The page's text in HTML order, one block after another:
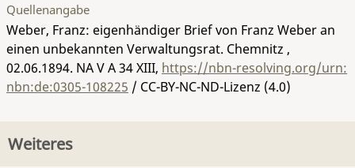
Quellenangabe
Weber, Franz: eigenhändiger Brief von Franz Weber an
einen unbekannten Verwaltungsrat. Chemnitz ,
02.06.1894. NA V A 34 XIII, https://nbn-resolving.org/urn:
nbn:de:0305-108225 / CC-BY-NC-ND-Lizenz (4.0)
Weiteres